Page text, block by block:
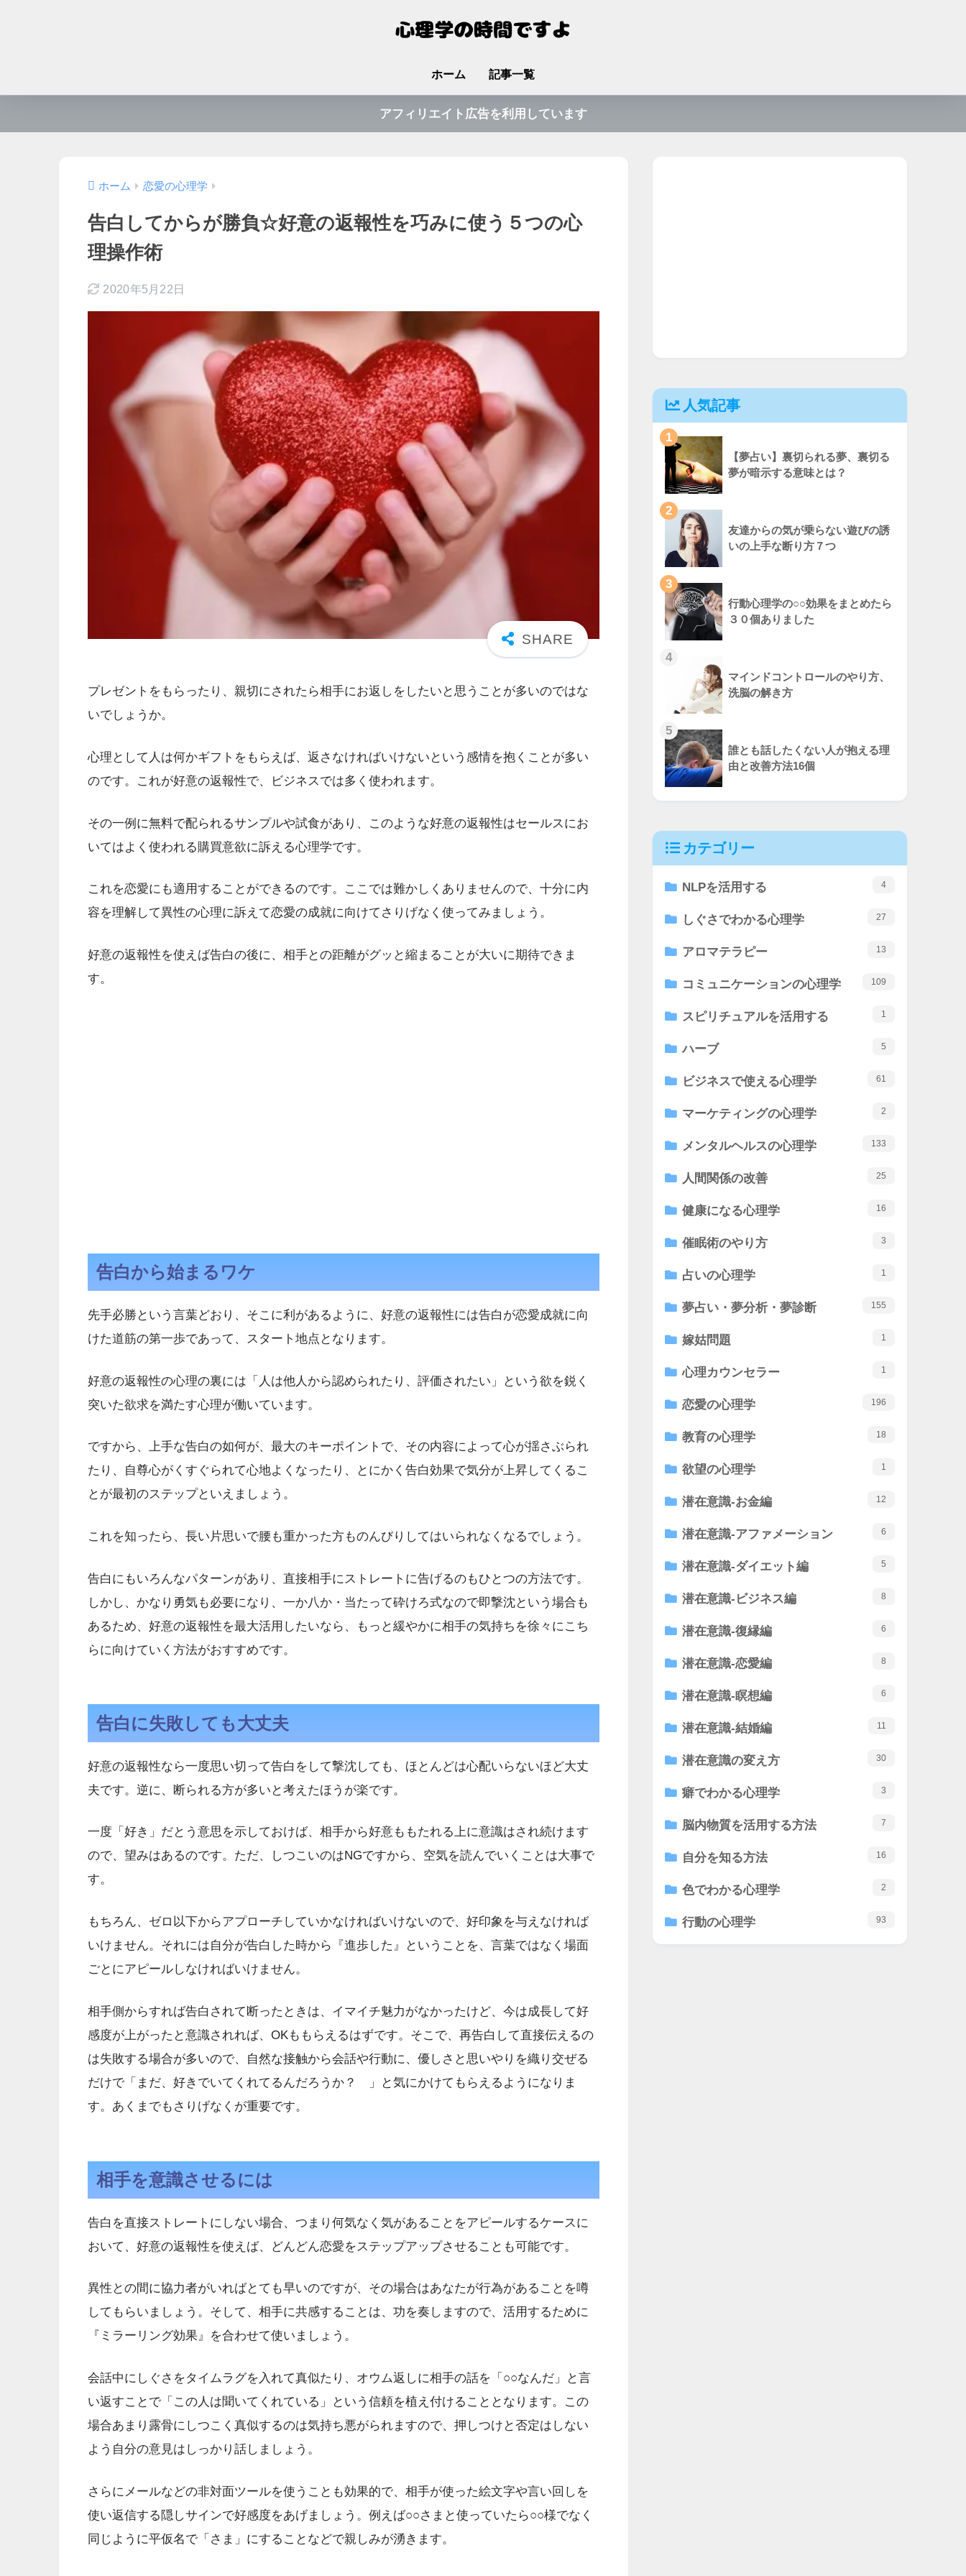
ホーム 記事一覧
アフィリエイト広告を利用しています
ホーム 恋愛の心理学
告白してからが勝負☆好意の返報性を巧みに使う５つの心
理操作術
2020年5月22日
プレゼントをもらったり、親切にされたら相手にお返しをしたいと思うことが多いのではな
いでしょうか。
心理として人は何かギフトをもらえば、返さなければいけないという感情を抱くことが多い
のです。これが好意の返報性で、ビジネスでは多く使われます。
その一例に無料で配られるサンプルや試食があり、このような好意の返報性はセールスにお
いてはよく使われる購買意欲に訴える心理学です。
これを恋愛にも適用することができるのです。ここでは難かしくありませんので、十分に内
容を理解して異性の心理に訴えて恋愛の成就に向けてさりげなく使ってみましょう。
好意の返報性を使えば告白の後に、相手との距離がグッと縮まることが大いに期待できま
す。
告白から始まるワケ
先手必勝という言葉どおり、そこに利があるように、好意の返報性には告白が恋愛成就に向
けた道筋の第一歩であって、スタート地点となります。
好意の返報性の心理の裏には「人は他人から認められたり、評価されたい」という欲を鋭く
突いた欲求を満たす心理が働いています。
ですから、上手な告白の如何が、最大のキーポイントで、その内容によって心が揺さぶられ
たり、自尊心がくすぐられて心地よくなったり、とにかく告白効果で気分が上昇してくるこ
とが最初のステップといえましょう。
これを知ったら、長い片思いで腰も重かった方ものんびりしてはいられなくなるでしょう。
告白にもいろんなパターンがあり、直接相手にストレートに告げるのもひとつの方法です。
しかし、かなり勇気も必要になり、一か八か・当たって砕けろ式なので即撃沈という場合も
あるため、好意の返報性を最大活用したいなら、もっと緩やかに相手の気持ちを徐々にこち
らに向けていく方法がおすすめです。
告白に失敗しても大丈夫
好意の返報性なら一度思い切って告白をして撃沈しても、ほとんどは心配いらないほど大丈
夫です。逆に、断られる方が多いと考えたほうが楽です。
一度「好き」だとう意思を示しておけば、相手から好意ももたれる上に意識はされ続けます
ので、望みはあるのです。ただ、しつこいのはNGですから、空気を読んでいくことは大事で
す。
もちろん、ゼロ以下からアプローチしていかなければいけないので、好印象を与えなければ
いけません。それには自分が告白した時から『進歩した』ということを、言葉ではなく場面
ごとにアピールしなければいけません。
相手側からすれば告白されて断ったときは、イマイチ魅力がなかったけど、今は成長して好
感度が上がったと意識されれば、OKももらえるはずです。そこで、再告白して直接伝えるの
は失敗する場合が多いので、自然な接触から会話や行動に、優しさと思いやりを織り交ぜる
だけで「まだ、好きでいてくれてるんだろうか？ 」と気にかけてもらえるようになりま
す。あくまでもさりげなくが重要です。
相手を意識させるには
告白を直接ストレートにしない場合、つまり何気なく気があることをアピールするケースに
おいて、好意の返報性を使えば、どんどん恋愛をステップアップさせることも可能です。
異性との間に協力者がいればとても早いのですが、その場合はあなたが行為があることを噂
してもらいましょう。そして、相手に共感することは、功を奏しますので、活用するために
『ミラーリング効果』を合わせて使いましょう。
会話中にしぐさをタイムラグを入れて真似たり、オウム返しに相手の話を「○○なんだ」と言
い返すことで「この人は聞いてくれている」という信頼を植え付けることとなります。この
場合あまり露骨にしつこく真似するのは気持ち悪がられますので、押しつけと否定はしない
よう自分の意見はしっかり話しましょう。
さらにメールなどの非対面ツールを使うことも効果的で、相手が使った絵文字や言い回しを
使い返信する隠しサインで好感度をあげましょう。例えば○○さまと使っていたら○○様でなく
同じように平仮名で「さま」にすることなどで親しみが湧きます。
人気記事
1
【夢占い】裏切られる夢、裏切る
夢が暗示する意味とは？
2
友達からの気が乗らない遊びの誘
いの上手な断り方７つ
3
行動心理学の○○効果をまとめたら
３０個ありました
4
マインドコントロールのやり方、
洗脳の解き方
5
誰とも話したくない人が抱える理
由と改善方法16個
カテゴリー
NLPを活用する 4
しぐさでわかる心理学 27
アロマテラピー 13
コミュニケーションの心理学 109
スピリチュアルを活用する 1
ハーブ 5
ビジネスで使える心理学 61
マーケティングの心理学 2
メンタルヘルスの心理学 133
人間関係の改善 25
健康になる心理学 16
催眠術のやり方 3
占いの心理学 1
夢占い・夢分析・夢診断 155
嫁姑問題 1
心理カウンセラー 1
恋愛の心理学 196
教育の心理学 18
欲望の心理学 1
潜在意識-お金編 12
潜在意識-アファメーション 6
潜在意識-ダイエット編 5
潜在意識-ビジネス編 8
潜在意識-復縁編 6
潜在意識-恋愛編 8
潜在意識-瞑想編 6
潜在意識-結婚編 11
潜在意識の変え方 30
癖でわかる心理学 3
脳内物質を活用する方法 7
自分を知る方法 16
色でわかる心理学 2
行動の心理学 93